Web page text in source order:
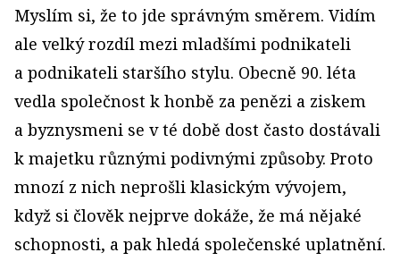
Myslím si, že to jde správným směrem. Vidím
ale velký rozdíl mezi mladšími podnikateli
a podnikateli staršího stylu. Obecně 90. léta
vedla společnost k honbě za penězi a ziskem
a byznysmeni se v té době dost často dostávali
k majetku různými podivnými způsoby. Proto
mnozí z nich neprošli klasickým vývojem,
když si člověk nejprve dokáže, že má nějaké
schopnosti, a pak hledá společenské uplatnění.